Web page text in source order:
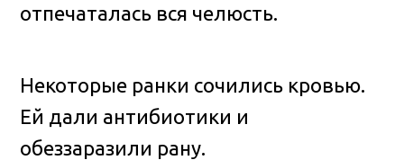
отпечаталась вся челюсть.
Некоторые ранки сочились кровью.
Ей дали антибиотики и
обеззаразили рану.